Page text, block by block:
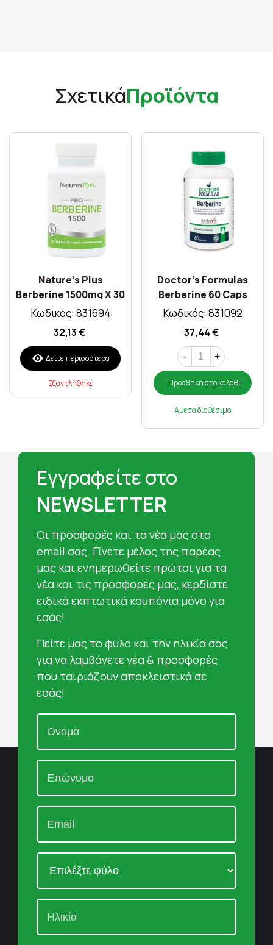
ΣχετικάΠροϊόντα
Nature's Plus
Berberine 1500mg X 30
Caps
Κωδικός: 831694
32,13 €
Δείτε περισσότερα
Εξαντλήθηκε
Doctor's Formulas
Berberine 60 Caps
Κωδικός: 831092
37,44 €
- +
Προσθήκη στο καλάθι
Άμεσα διαθέσιμο
Εγγραφείτε στο
NEWSLETTER
Oι προσφορές και τα νέα μας στο
email σας. Γίνετε μέλος της παρέας
μας και ενημερωθείτε πρώτοι για τα
νέα και τις προσφορές μας, κερδίστε
ειδικά εκπτωτικά κουπόνια μόνο για
εσάς!
Πείτε μας το φύλο και την ηλικία σας
για να λαμβάνετε νέα & προσφορές
που ταιριάζουν αποκλειστικά σε
εσάς!